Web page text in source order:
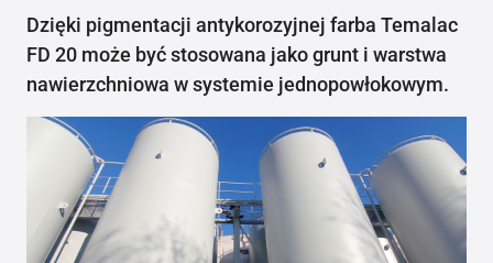
Dzięki pigmentacji antykorozyjnej farba Temalac
FD 20 może być stosowana jako grunt i warstwa
nawierzchniowa w systemie jednopowłokowym.